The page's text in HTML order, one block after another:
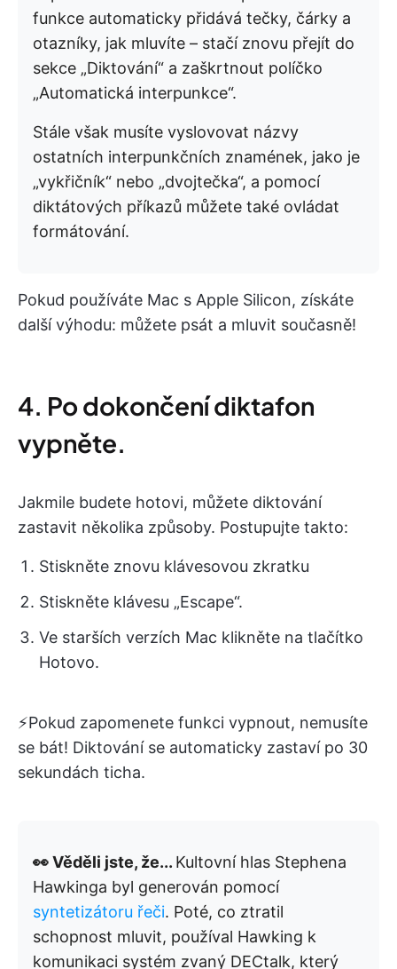
funkce automaticky přidává tečky, čárky a
otazníky, jak mluvíte – stačí znovu přejít do
sekce „Diktování“ a zaškrtnout políčko
„Automatická interpunkce“.
Stále však musíte vyslovovat názvy
ostatních interpunkčních znamének, jako je
„vykřičník“ nebo „dvojtečka“, a pomocí
diktátových příkazů můžete také ovládat
formátování.
Pokud používáte Mac s Apple Silicon, získáte
další výhodu: můžete psát a mluvit současně!
4. Po dokončení diktafon
vypněte.
Jakmile budete hotovi, můžete diktování
zastavit několika způsoby. Postupujte takto:
Stiskněte znovu klávesovou zkratku
Stiskněte klávesu „Escape“.
Ve starších verzích Mac klikněte na tlačítko
Hotovo.
⚡️Pokud zapomenete funkci vypnout, nemusíte
se bát! Diktování se automaticky zastaví po 30
sekundách ticha.
👀 Věděli jste, že... Kultovní hlas Stephena
Hawkinga byl generován pomocí
syntetizátoru řeči. Poté, co ztratil
schopnost mluvit, používal Hawking k
komunikaci systém zvaný DECtalk, který